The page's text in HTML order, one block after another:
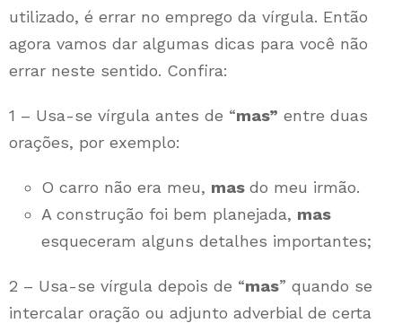
utilizado, é errar no emprego da vírgula. Então
agora vamos dar algumas dicas para você não
errar neste sentido. Confira:
1 – Usa-se vírgula antes de “mas” entre duas
orações, por exemplo:
O carro não era meu, mas do meu irmão.
A construção foi bem planejada, mas
esqueceram alguns detalhes importantes;
2 – Usa-se vírgula depois de “mas” quando se
intercalar oração ou adjunto adverbial de certa